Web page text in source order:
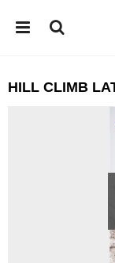
HILL CLIMB